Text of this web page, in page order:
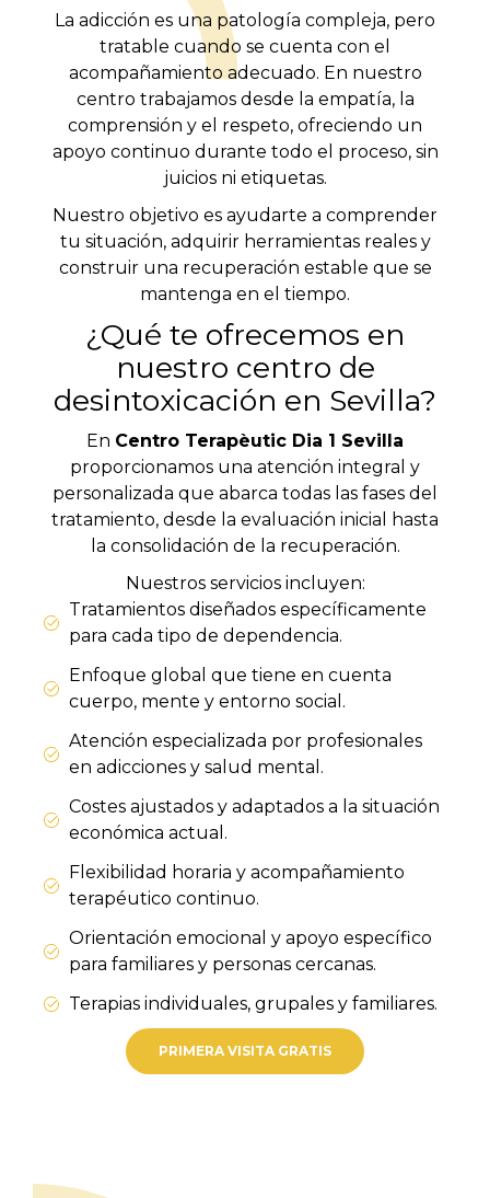
La adicción es una patología compleja, pero
tratable cuando se cuenta con el
acompañamiento adecuado. En nuestro
centro trabajamos desde la empatía, la
comprensión y el respeto, ofreciendo un
apoyo continuo durante todo el proceso, sin
juicios ni etiquetas.
Nuestro objetivo es ayudarte a comprender
tu situación, adquirir herramientas reales y
construir una recuperación estable que se
mantenga en el tiempo.
¿Qué te ofrecemos en
nuestro centro de
desintoxicación en Sevilla?
En Centro Terapèutic Dia 1 Sevilla
proporcionamos una atención integral y
personalizada que abarca todas las fases del
tratamiento, desde la evaluación inicial hasta
la consolidación de la recuperación.
Nuestros servicios incluyen:
Tratamientos diseñados específicamente
para cada tipo de dependencia.
Enfoque global que tiene en cuenta
cuerpo, mente y entorno social.
Atención especializada por profesionales
en adicciones y salud mental.
Costes ajustados y adaptados a la situación
económica actual.
Flexibilidad horaria y acompañamiento
terapéutico continuo.
Orientación emocional y apoyo específico
para familiares y personas cercanas.
Terapias individuales, grupales y familiares.
PRIMERA VISITA GRATIS